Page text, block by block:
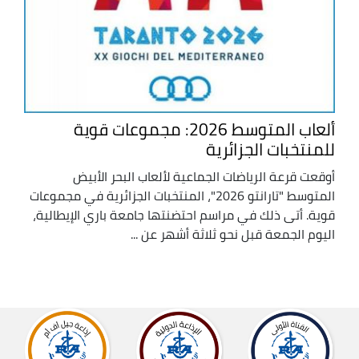
ألعاب المتوسط 2026: مجموعات قوية
للمنتخبات الجزائرية
أوقعت قرعة الرياضات الجماعية لألعاب البحر الأبيض
المتوسط "تارانتو 2026"، المنتخبات الجزائرية في مجموعات
قوية. أتى ذلك في مراسم احتضنتها جامعة باري الإيطالية،
اليوم الجمعة قبل نحو ثلاثة أشهر عن ...